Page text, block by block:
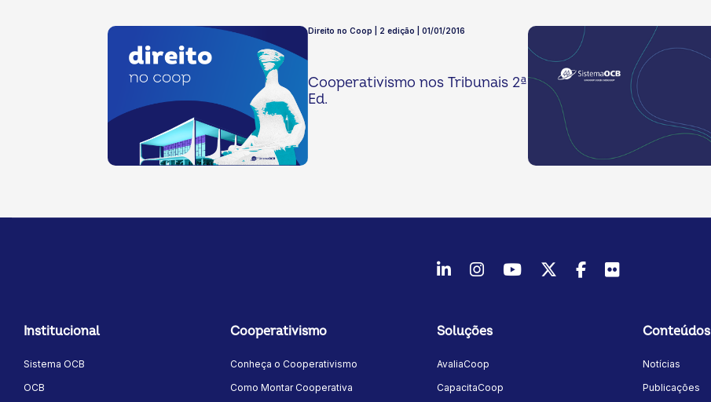
Direito no Coop | 2 edição | 01/01/2016
Cooperativismo nos Tribunais 2ª
Ed.
LinkedInInstagram
YoutubeTwitter/X
Facebook
Flickr
Institucional
Sistema OCB
OCB
Cooperativismo
Conheça o Cooperativismo
Como Montar Cooperativa
Soluções
AvaliaCoop
CapacitaCoop
Conteúdos
Notícias
Publicações